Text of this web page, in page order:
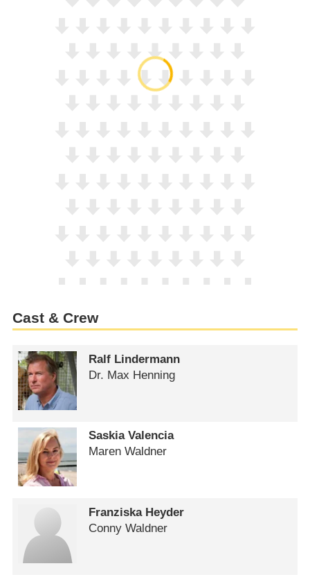
Cast & Crew
Ralf Lindermann
Dr. Max Henning
Saskia Valencia
Maren Waldner
Franziska Heyder
Conny Waldner